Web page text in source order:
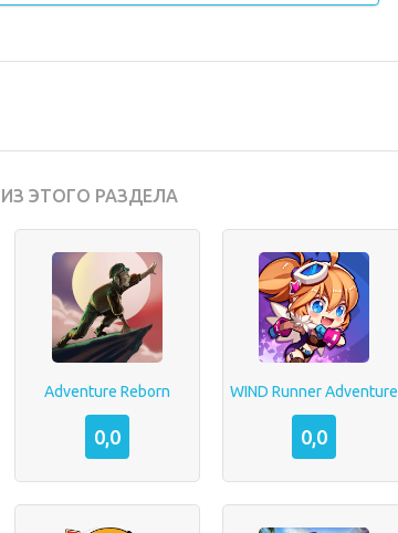
ЭТОГО РАЗДЕЛА
Adventure Reborn
0,0
WIND Runner Adventure
0,0